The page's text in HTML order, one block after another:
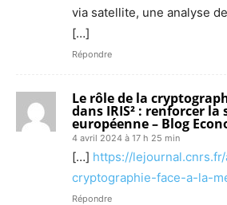
via satellite, une analyse
[…]
Répondre
Le rôle de la
dans IRIS² : renforcer
européenne – Blog
4 avril 2024 à 17 h 25 min
[…] https://
cryptographie-face-a-la-
Répondre